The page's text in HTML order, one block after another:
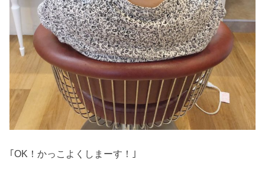
｢OK！かっこよくしまーす！｣